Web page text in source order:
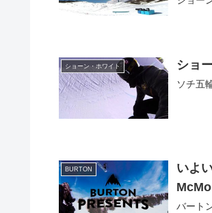
ショーン・ホワイト ショ
ソチ五
BURTON
いよ
バート